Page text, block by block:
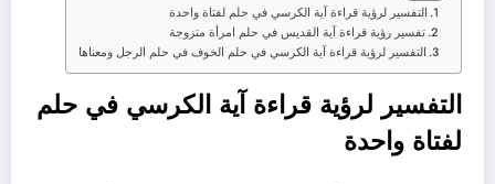
التفسير لرؤية قراءة آية الكرسي في حلم لفتاة واحدة
تفسير رؤية قراءة آية القديس في حلم امرأة متزوجة
التفسير لرؤية قراءة آية الكرسي في حلم الخوف في حلم الرجل ومعناها
التفسير لرؤية قراءة آية الكرسي في حلم
لفتاة واحدة